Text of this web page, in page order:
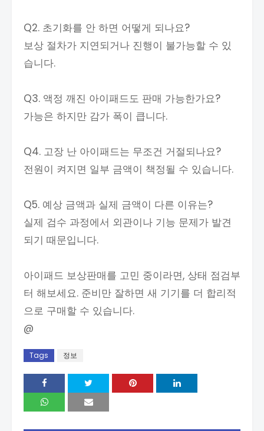
Q2. 초기화를 안 하면 어떻게 되나요?
보상 절차가 지연되거나 진행이 불가능할 수 있
습니다.
Q3. 액정 깨진 아이패드도 판매 가능한가요?
가능은 하지만 감가 폭이 큽니다.
Q4. 고장 난 아이패드는 무조건 거절되나요?
전원이 켜지면 일부 금액이 책정될 수 있습니다.
Q5. 예상 금액과 실제 금액이 다른 이유는?
실제 검수 과정에서 외관이나 기능 문제가 발견
되기 때문입니다.
아이패드 보상판매를 고민 중이라면, 상태 점검부
터 해보세요. 준비만 잘하면 새 기기를 더 합리적
으로 구매할 수 있습니다.
@
Tags 정보